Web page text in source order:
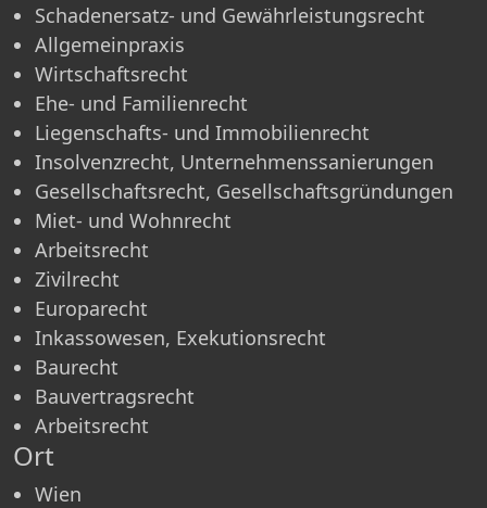
Schadenersatz- und Gewährleistungsrecht
Allgemeinpraxis
Wirtschaftsrecht
Ehe- und Familienrecht
Liegenschafts- und Immobilienrecht
Insolvenzrecht, Unternehmenssanierungen
Gesellschaftsrecht, Gesellschaftsgründungen
Miet- und Wohnrecht
Arbeitsrecht
Zivilrecht
Europarecht
Inkassowesen, Exekutionsrecht
Baurecht
Bauvertragsrecht
Arbeitsrecht
Ort
Wien